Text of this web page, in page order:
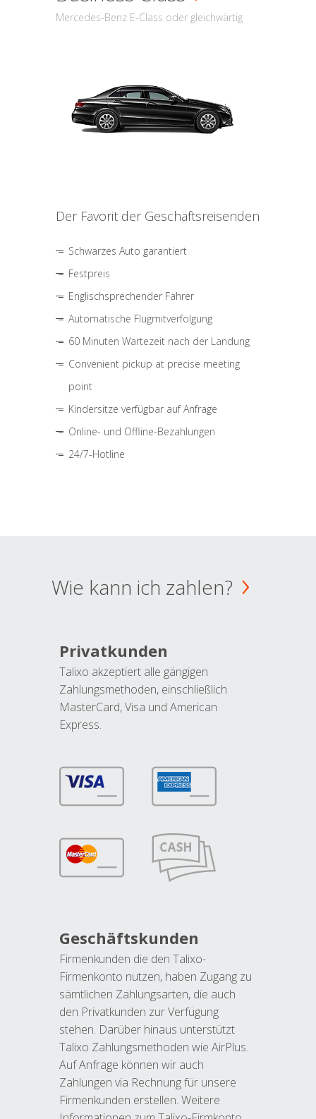
Mercedes-Benz E-Class oder gleichwärtig
Der Favorit der Geschäftsreisenden
Schwarzes Auto garantiert
Festpreis
Englischsprechender Fahrer
Automatische Flugmitverfolgung
60 Minuten Wartezeit nach der Landung
Convenient pickup at precise meeting
point
Kindersitze verfügbar auf Anfrage
Online- und Offline-Bezahlungen
24/7-Hotline
Wie kann ich zahlen?
Privatkunden
Talixo akzeptiert alle gängigen
Zahlungsmethoden, einschließlich
MasterCard, Visa und American
Express.
Geschäftskunden
Firmenkunden die den Talixo-
Firmenkonto nutzen, haben Zugang zu
sämtlichen Zahlungsarten, die auch
den Privatkunden zur Verfügung
stehen. Darüber hinaus unterstützt
Talixo Zahlungsmethoden wie AirPlus.
Auf Anfrage können wir auch
Zahlungen via Rechnung für unsere
Firmenkunden erstellen. Weitere